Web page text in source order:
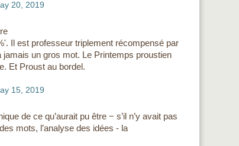
20, 2019
Il est professeur triplement récompensé par
un gros mot. Le Printemps proustien
Et Proust au bordel.
15, 2019
de ce qu’aurait pu être − s’il n’y avait pas
mots, l’analyse des idées - la